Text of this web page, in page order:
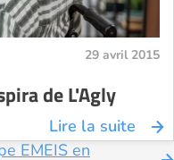
29 avril 2015
de L'Agly
Lire la suite
EMEIS en